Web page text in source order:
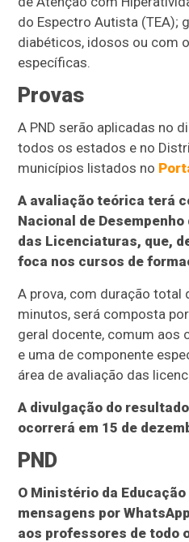
do Espectro Autista (TEA);
diabéticos, idosos ou com
específicas.
Provas
A PND serão aplicadas no
todos os estados e no
municípios listados no
A avaliação teórica terá
Nacional de
das Licenciaturas, que,
foca nos cursos de
A prova, com duração total
minutos, será composta
geral docente, comum aos
e uma de componente
área de avaliação das
A divulgação do
ocorrerá em 15 de
PND
O Ministério da
mensagens por
aos professores de todo